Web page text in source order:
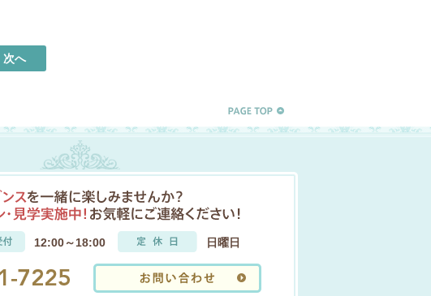
次へ
12:00～18:00 日曜日